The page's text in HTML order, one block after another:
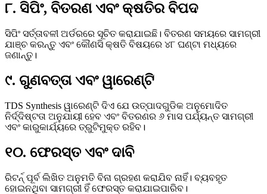
୮. ସିପିଂ, ବିତରଣ ଏବଂ କ୍ଷତିର ବିପଦ
ସିପିଂ ସର୍ତ୍ତାବଳୀ ଅର୍ଡରରେ ସୂଚିତ କରାଯାଇଛି। ବିତରଣ ସମୟରେ ସାମଗ୍ରୀ
ଯାଞ୍ଚ କରନ୍ତୁ ଏବଂ କୌଣସି କ୍ଷତି ବିଷୟରେ ୪୮ ଘଣ୍ଟା ମଧ୍ୟରେ
ଜଣାନ୍ତୁ।
୯. ଗୁଣବତ୍ତା ଏବଂ ୱାରେଣ୍ଟି
TDS Synthesis ୱାରେଣ୍ଟି ଦିଏ ଯେ ଉତ୍ପାଦଗୁଡିକ ଅନୁମୋଦିତ
ନିର୍ଦ୍ଦିଷ୍ଟତା ଅନୁଯାୟୀ ହେବ ଏବଂ ବିତରଣର ୬ ମାସ ପର୍ଯ୍ୟନ୍ତ ସାମଗ୍ରୀ
ଏବଂ କାରୁକାର୍ଯ୍ୟରେ ତ୍ରୁଟିମୁକ୍ତ ରହିବ।
୧୦. ଫେରସ୍ତ ଏବଂ ଦାବି
ରିଟର୍ନ୍ ପୂର୍ବ ଲିଖିତ ଅନୁମତି ବିନା ଗ୍ରହଣ କରାଯିବ ନାହିଁ। ବ୍ୟବହୃତ
ହୋଇନଥିବା ସାମଗ୍ରୀ ହିଁ ଫେରସ୍ତ କରାଯାଇପାରିବ।